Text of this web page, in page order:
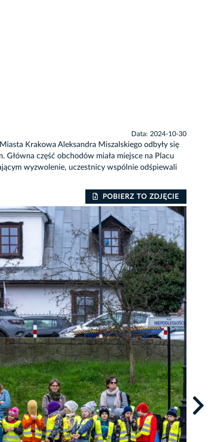
Data: 2024-10-30
Krakowa Aleksandra Miszalskiego odbyły się
część obchodów miała miejsce na Placu
wyzwolenie, uczestnicy wspólnie odśpiewali
POBIERZ TO ZDJĘCIE